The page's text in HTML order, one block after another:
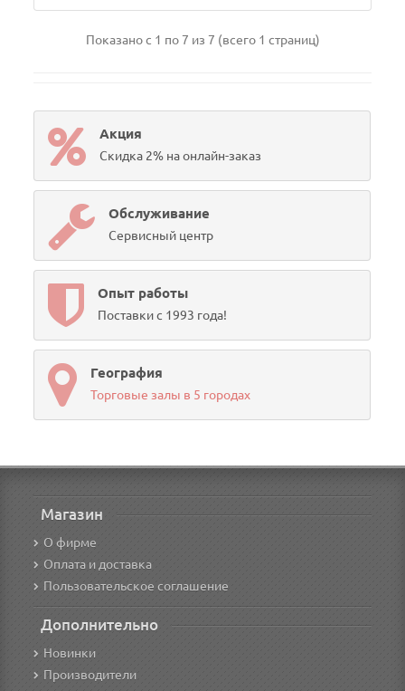
Показано с 1 по 7 из 7 (всего 1 страниц)
Акция
Скидка 2% на онлайн-заказ
Обслуживание
Сервисный центр
Опыт работы
Поставки с 1993 года!
География
Торговые залы в 5 городах
Магазин
О фирме
Оплата и доставка
Пользовательское соглашение
Дополнительно
Новинки
Производители